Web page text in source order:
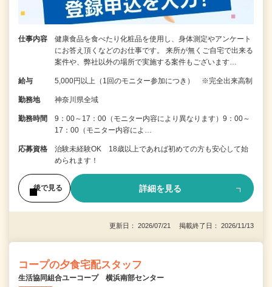
仕事内容
健康食品を食べたり化粧品を使用し、身体測定やアンケート
にお答え頂くなどのお仕事です。 来所が無くご自宅で出来る
案件や、弊社以外の場所で実施する案件もございます…
給与 5,000円以上（1回のモニター参加につき） ※完全出来高制
勤務地 神奈川県全域
勤務時間
9：00～17：00（モニター内容により異なります）9：00～
17：00（モニター内容によ…
応募資格
治験未経験OK 18歳以上であれば初めての方も安心して始
められます！
後で見る 詳細を見る
更新日： 2026/07/21 掲載終了日： 2026/11/13
コープの夕食宅配スタッフ
生活協同組合ユーコープ 横浜南部センター